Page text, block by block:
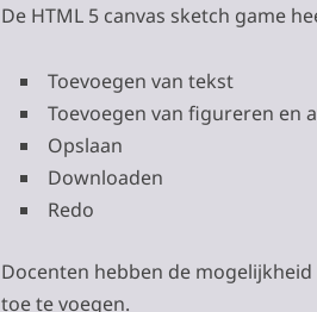
De HTML 5 canvas sketch game
Toevoegen van tekst
Toevoegen van figureren en
Opslaan
Downloaden
Redo
Docenten hebben de
toe te voegen.